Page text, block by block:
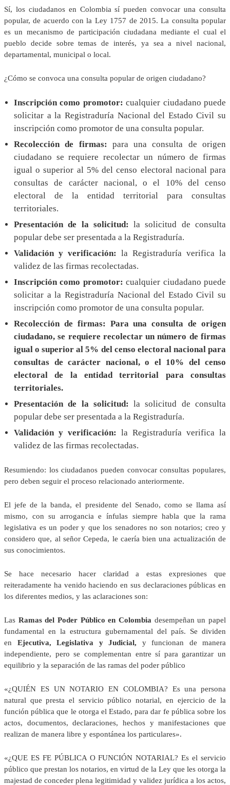
Sí, los ciudadanos en Colombia sí pueden convocar una consulta
popular, de acuerdo con la Ley 1757 de 2015. La consulta popular
es un mecanismo de participación ciudadana mediante el cual el
pueblo decide sobre temas de interés, ya sea a nivel nacional,
departamental, municipal o local.
¿Cómo se convoca una consulta popular de origen ciudadano?
Inscripción como promotor: cualquier ciudadano puede
solicitar a la Registraduría Nacional del Estado Civil su
inscripción como promotor de una consulta popular.
Recolección de firmas: para una consulta de origen
ciudadano se requiere recolectar un número de firmas
igual o superior al 5% del censo electoral nacional para
consultas de carácter nacional, o el 10% del censo
electoral de la entidad territorial para consultas
territoriales.
Presentación de la solicitud: la solicitud de consulta
popular debe ser presentada a la Registraduría.
Validación y verificación: la Registraduría verifica la
validez de las firmas recolectadas.
Inscripción como promotor:cualquier ciudadano puede
solicitar a la Registraduría Nacional del Estado Civil su
inscripción como promotor de una consulta popular.
Recolección de firmas: Para una consulta de origen
ciudadano, se requiere recolectar un número de firmas
igual o superior al 5% del censo electoral nacional para
consultas de carácter nacional, o el 10% del censo
electoral de la entidad territorial para consultas
territoriales.
Presentación de la solicitud:la solicitud de consulta
popular debe ser presentada a la Registraduría.
Validación y verificación: la Registraduría verifica la
validez de las firmas recolectadas.
Resumiendo: los ciudadanos pueden convocar consultas populares,
pero deben seguir el proceso relacionado anteriormente.
El jefe de la banda, el presidente del Senado, como se llama así
mismo, con su arrogancia e ínfulas siempre habla que la rama
legislativa es un poder y que los senadores no son notarios; creo y
considero que, al señor Cepeda, le caería bien una actualización de
sus conocimientos.
Se hace necesario hacer claridad a estas expresiones que
reiteradamente ha venido haciendo en sus declaraciones públicas en
los diferentes medios, y las aclaraciones son:
Las Ramas del Poder Público en Colombia desempeñan un papel
fundamental en la estructura gubernamental del país. Se dividen
en Ejecutiva, Legislativa y Judicial, y funcionan de manera
independiente, pero se complementan entre sí para garantizar un
equilibrio y la separación de las ramas del poder público
«¿QUIÉN ES UN NOTARIO EN COLOMBIA? Es una persona
natural que presta el servicio público notarial, en ejercicio de la
función pública que le otorga el Estado, para dar fe pública sobre los
actos, documentos, declaraciones, hechos y manifestaciones que
realizan de manera libre y espontánea los particulares».
«¿QUE ES FE PÚBLICA O FUNCIÓN NOTARIAL? Es el servicio
público que prestan los notarios, en virtud de la Ley que les otorga la
majestad de conceder plena legitimidad y validez jurídica a los actos,